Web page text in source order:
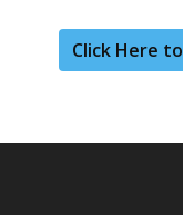
Click Here to